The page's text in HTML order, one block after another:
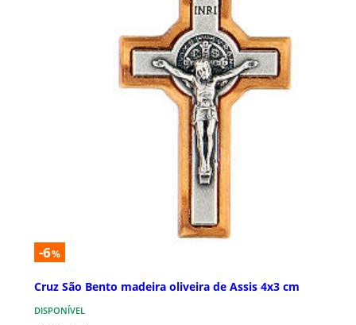
-6%
Cruz São Bento madeira oliveira de Assis 4x3 cm
DISPONÍVEL